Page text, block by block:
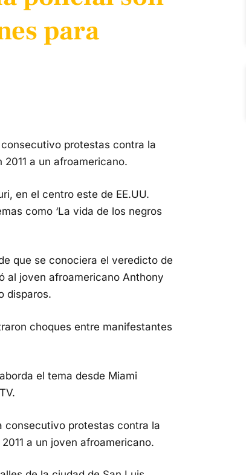
para
protestas contra la
a un afroamericano.
en el centro este de EE.UU.
como ‘La vida de los negros
que se conociera el veredicto de
al joven afroamericano Anthony
disparos.
choques entre manifestantes
el tema desde Miami
consecutivo protestas contra la
a un joven afroamericano.